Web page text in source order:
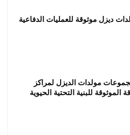
ديزل موثوقة للعمليات الدفاعية
مولدات الديزل لمراكز
الموثوقة للبنية التحتية الحيوية